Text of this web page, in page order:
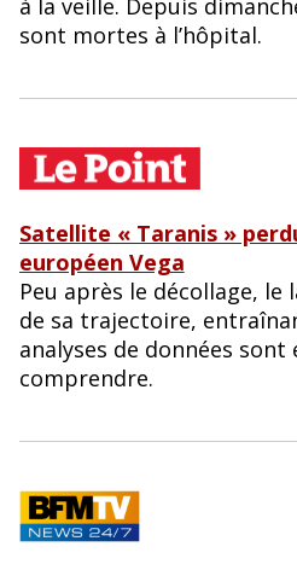
sont mortes à l’hôpital.
Satellite « Taranis »
européen Vega
Peu après le décollage, le
de sa trajectoire,
analyses de données
comprendre.